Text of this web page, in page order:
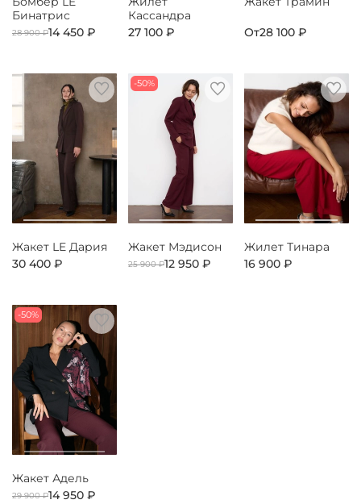
Бинатрис
28 900 ₽14 450 ₽
Кассандра
27 100 ₽
От28 100 ₽
Жакет LE Дария
30 400 ₽
-50%
Жакет Мэдисон
25 900 ₽12 950 ₽
Жилет Тинара
16 900 ₽
-50%
Жакет Адель
29 900 ₽14 950 ₽